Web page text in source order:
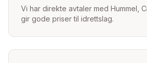
Vi har direkte avtaler med Hummel,
gir gode priser til idrettslag.